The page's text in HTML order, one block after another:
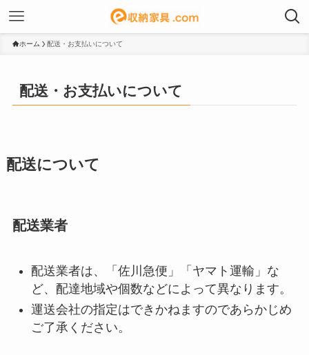
ホーム 配送・お支払いについて
配送・お支払いについて
配送について
配送業者
配送業者は、「佐川急便」「ヤマト運輸」な
ど、配達地域や個数などによって異なります。
運送会社の指定はできかねますのであらかじめ
ご了承ください。